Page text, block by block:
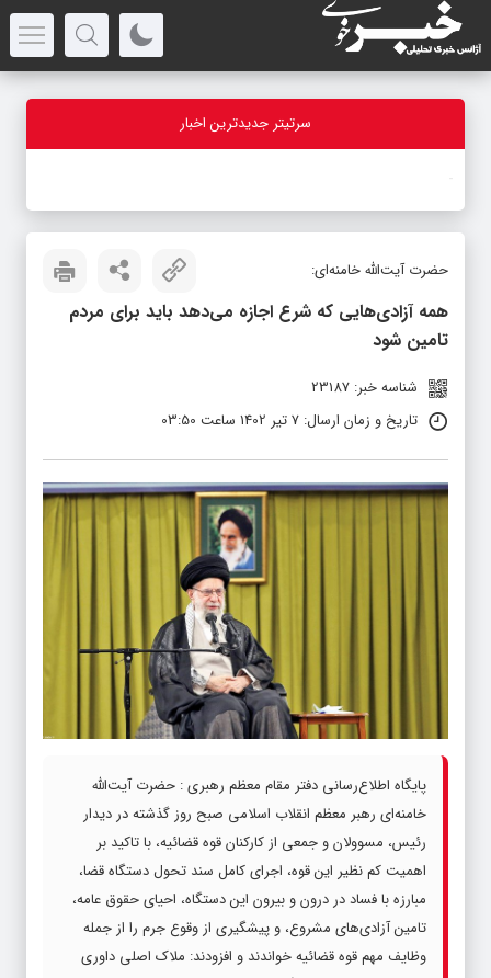
سرتیتر جدیدترین اخبار
حضرت آیت‌الله خامنه‌ای:
همه آزادی‌هایی که شرع اجازه می‌دهد باید برای مردم
تامین شود
شناسه خبر: 23187
تاریخ و زمان ارسال: 7 تیر 1402 ساعت 03:50
پایگاه اطلاع‌‌‌رسانی دفتر مقام معظم رهبری : حضرت آیت‌الله
خامنه‌‌‌ای رهبر معظم انقلاب اسلامی صبح روز گذشته در دیدار
رئیس، مسوولان و جمعی از کارکنان قوه قضائیه، با تاکید بر
اهمیت کم‌ نظیر این قوه، اجرای کامل سند تحول دستگاه قضا،
مبارزه با فساد در درون و بیرون این دستگاه، احیای حقوق عامه،
تامین آزادی‌‌‌های مشروع، و پیشگیری از وقوع جرم را از جمله
وظایف مهم قوه قضائیه خواندند و افزودند: ملاک اصلی داوری